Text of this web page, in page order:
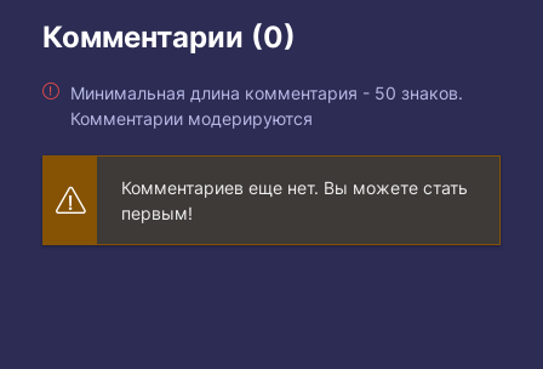
Комментарии (0)
Минимальная длина комментария - 50 знаков.
Комментарии модерируются
Комментариев еще нет. Вы можете стать
первым!